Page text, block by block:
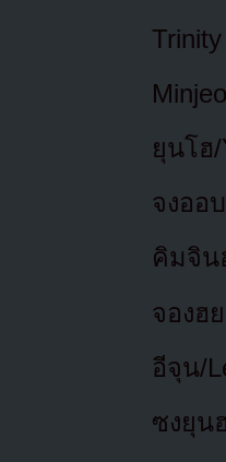
ยุนโฮ/
จงออ
คิมจิน
จองฮ
อีจุน/
ซงยุน